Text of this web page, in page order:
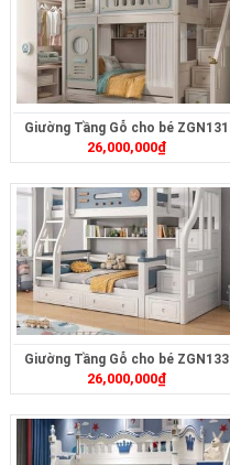
Giường Tầng Gỗ cho bé ZGN131
26,000,000₫
Giường Tầng Gỗ cho bé ZGN133
26,000,000₫